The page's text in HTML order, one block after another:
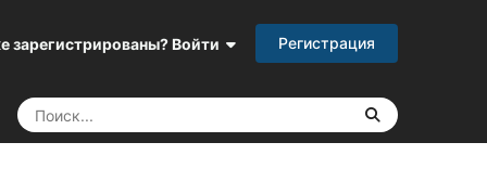
зарегистрированы? Войти Регистрация